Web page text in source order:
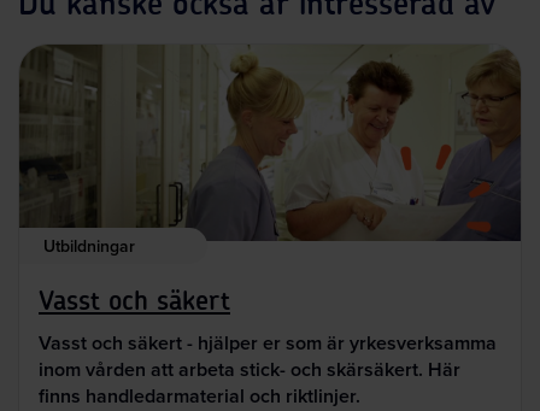
Utbildningar
Vasst och säkert
Vasst och säkert - hjälper er som är yrkesverksamma
inom vården att arbeta stick- och skärsäkert. Här
finns handledarmaterial och riktlinjer.